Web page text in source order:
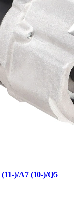
)/A7 (10-)/Q5